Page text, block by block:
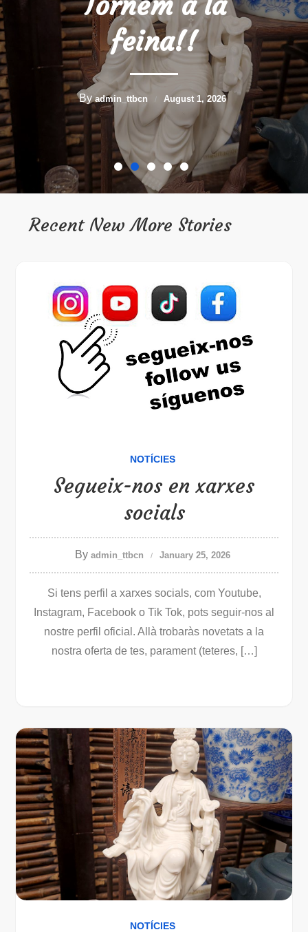
Vacances!!
By admin_ttbcn
Recent New More Stories
NOTÍCIES
Segueix-nos en xarxes
socials
By admin_ttbcn January 25, 2026
Si tens perfil a xarxes socials, com Youtube,
Instagram, Facebook o Tik Tok, pots seguir-nos al
nostre perfil oficial. Allà trobaràs novetats a la
nostra oferta de tes, parament (teteres, […]
NOTÍCIES